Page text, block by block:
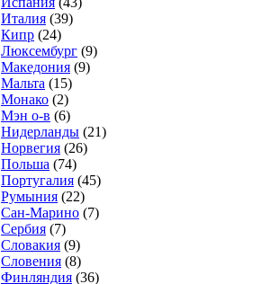
Италия (39)
Кипр (24)
Люксембург (9)
Македония (9)
Мальта (15)
Монако (2)
Мэн о-в (6)
Нидерланды (21)
Норвегия (26)
Польша (74)
Португалия (45)
Румыния (22)
Сан-Марино (7)
Сербия (7)
Словакия (9)
Словения (8)
Финляндия (36)